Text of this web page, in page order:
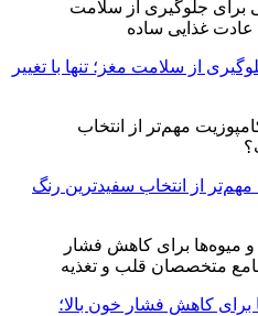
از سلامت مغز؛ تنها با تغییر
از انتخاب سفیدترین رنگ
برای کاهش فشار خون بالا؛